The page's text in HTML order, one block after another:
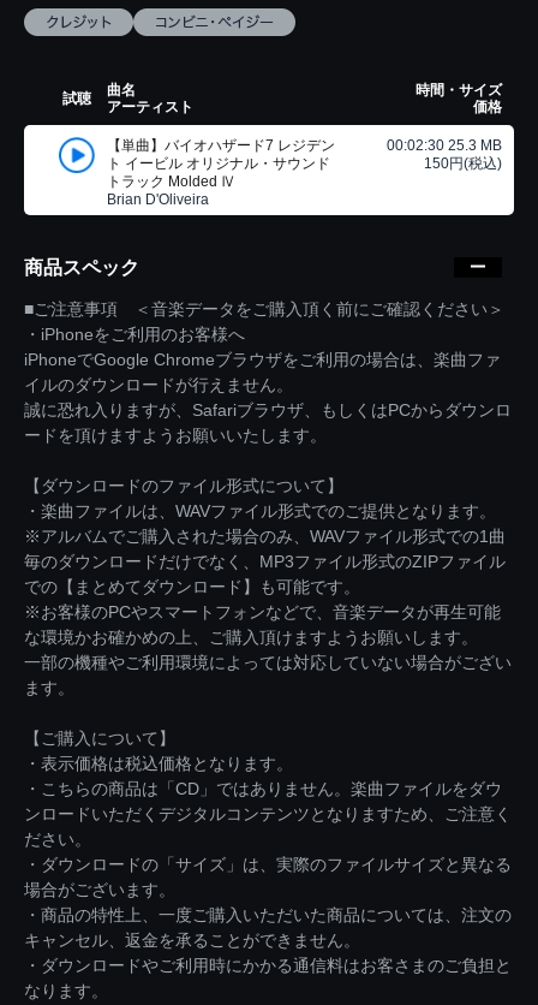
試聴
曲名
アーティスト
時間・サイズ
価格
【単曲】バイオハザード7 レジデン
ト イービル オリジナル・サウンド
トラック Molded Ⅳ
Brian D'Oliveira
00:02:30 25.3 MB
150円(税込)
商品スペック
■ご注意事項 ＜音楽データをご購入頂く前にご確認ください＞
・iPhoneをご利用のお客様へ
iPhoneでGoogle Chromeブラウザをご利用の場合は、楽曲ファ
イルのダウンロードが行えません。
誠に恐れ入りますが、Safariブラウザ、もしくはPCからダウンロ
ードを頂けますようお願いいたします。
【ダウンロードのファイル形式について】
・楽曲ファイルは、WAVファイル形式でのご提供となります。
※アルバムでご購入された場合のみ、WAVファイル形式での1曲
毎のダウンロードだけでなく、MP3ファイル形式のZIPファイル
での【まとめてダウンロード】も可能です。
※お客様のPCやスマートフォンなどで、音楽データが再生可能
な環境かお確かめの上、ご購入頂けますようお願いします。
一部の機種やご利用環境によっては対応していない場合がござい
ます。
【ご購入について】
・表示価格は税込価格となります。
・こちらの商品は「CD」ではありません。楽曲ファイルをダウ
ンロードいただくデジタルコンテンツとなりますため、ご注意く
ださい。
・ダウンロードの「サイズ」は、実際のファイルサイズと異なる
場合がございます。
・商品の特性上、一度ご購入いただいた商品については、注文の
キャンセル、返金を承ることができません。
・ダウンロードやご利用時にかかる通信料はお客さまのご負担と
なります。